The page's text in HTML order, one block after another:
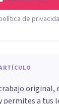
de
original,
permites a tus